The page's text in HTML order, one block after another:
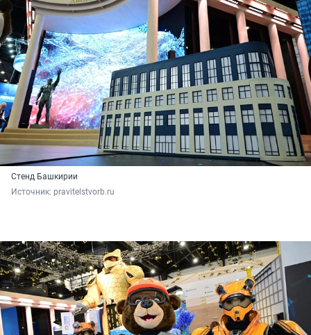
Стенд Башкирии
Источник: pravitelstvorb.ru